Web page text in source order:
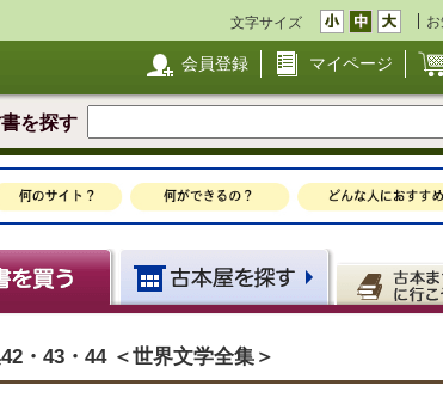
文字サイズ
会員登録 マイページ
を探す
43・44 ＜世界文学全集＞